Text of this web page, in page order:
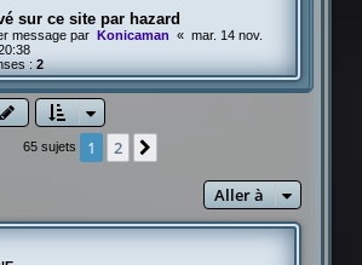
sur ce site par hazard
message par Konicaman « mar. 14 nov.
: 2
65 sujets 1 2
Aller à